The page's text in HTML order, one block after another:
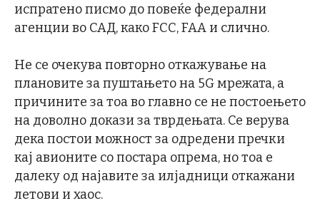
испратено писмо до повеќе федерални
агенции во САД, како FCC, FAA и слично.
Не се очекува повторно откажување на
плановите за пуштањето на 5G мрежата, а
причините за тоа во главно се не постоењето
на доволно докази за тврдењата. Се верува
дека постои можност за одредени пречки
кај авионите со постара опрема, но тоа е
далеку од најавите за илјадници откажани
летови и хаос.